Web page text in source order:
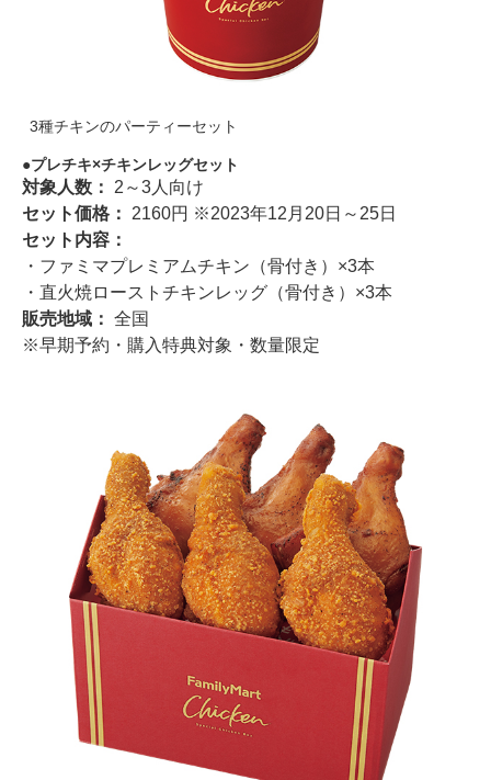
3種チキンのパーティーセット
プレチキ×チキンレッグセット
対象人数： 2～3人向け
セット価格： 2160円 ※2023年12月20日～25日
セット内容：
・ファミマプレミアムチキン（骨付き）×3本
・直火焼ローストチキンレッグ（骨付き）×3本
販売地域： 全国
※早期予約・購入特典対象・数量限定